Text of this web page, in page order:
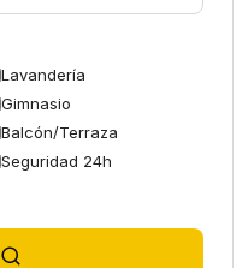
Lavandería
Gimnasio
Balcón/Terraza
Seguridad 24h